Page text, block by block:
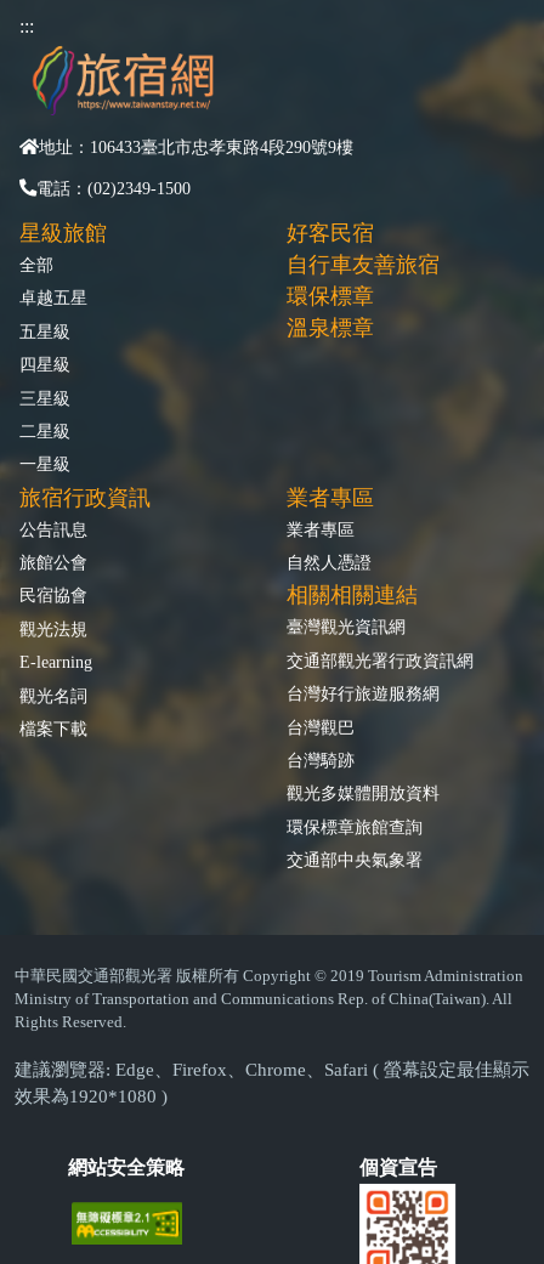
:::
地址：106433臺北市忠孝東路4段290號9樓
電話：(02)2349-1500
星級旅館
全部
卓越五星
五星級
四星級
三星級
二星級
一星級
好客民宿
自行車友善旅宿
環保標章
溫泉標章
旅宿行政資訊
公告訊息
旅館公會
民宿協會
觀光法規
E-learning
觀光名詞
檔案下載
業者專區
業者專區
自然人憑證
相關相關連結
臺灣觀光資訊網
交通部觀光署行政資訊網
台灣好行旅遊服務網
台灣觀巴
台灣騎跡
觀光多媒體開放資料
環保標章旅館查詢
交通部中央氣象署
中華民國交通部觀光署 版權所有 Copyright © 2019 Tourism Administration
Ministry of Transportation and Communications Rep. of China(Taiwan). All
Rights Reserved.
建議瀏覽器: Edge、Firefox、Chrome、Safari ( 螢幕設定最佳顯示
效果為1920*1080 )
網站安全策略 個資宣告